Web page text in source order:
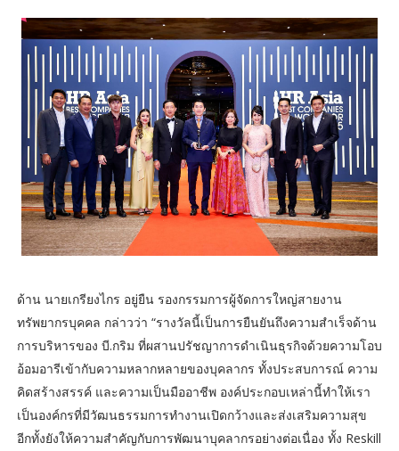
ด้าน นายเกรียงไกร อยู่ยืน รองกรรมการผู้จัดการใหญ่สายงาน
ทรัพยากรบุคคล กล่าวว่า “รางวัลนี้เป็นการยืนยันถึงความสำเร็จด้าน
การบริหารของ บี.กริม ที่ผสานปรัชญาการดำเนินธุรกิจด้วยความโอบ
อ้อมอารีเข้ากับความหลากหลายของบุคลากร ทั้งประสบการณ์ ความ
คิดสร้างสรรค์ และความเป็นมืออาชีพ องค์ประกอบเหล่านี้ทำให้เรา
เป็นองค์กรที่มีวัฒนธรรมการทำงานเปิดกว้างและส่งเสริมความสุข
อีกทั้งยังให้ความสำคัญกับการพัฒนาบุคลากรอย่างต่อเนื่อง ทั้ง Reskill